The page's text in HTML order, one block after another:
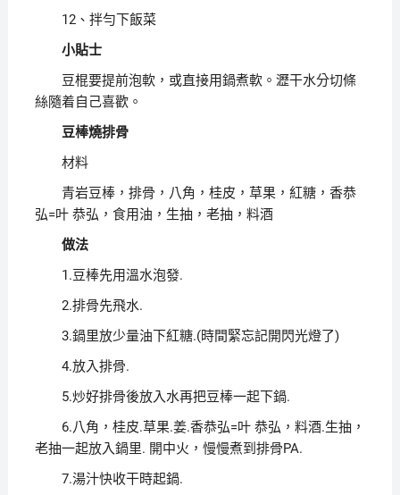
12、拌勻下飯菜
小貼士
豆棍要提前泡軟，或直接用鍋煮軟。瀝干水分切條
絲隨着自己喜歡。
豆棒燒排骨
材料
青岩豆棒，排骨，八角，桂皮，草果，紅糖，香恭
弘=叶 恭弘，食用油，生抽，老抽，料酒
做法
1.豆棒先用溫水泡發.
2.排骨先飛水.
3.鍋里放少量油下紅糖.(時間緊忘記開閃光燈了)
4.放入排骨.
5.炒好排骨後放入水再把豆棒一起下鍋.
6.八角，桂皮.草果.姜.香恭弘=叶 恭弘，料酒.生抽，
老抽一起放入鍋里. 開中火，慢慢煮到排骨PA.
7.湯汁快收干時起鍋.